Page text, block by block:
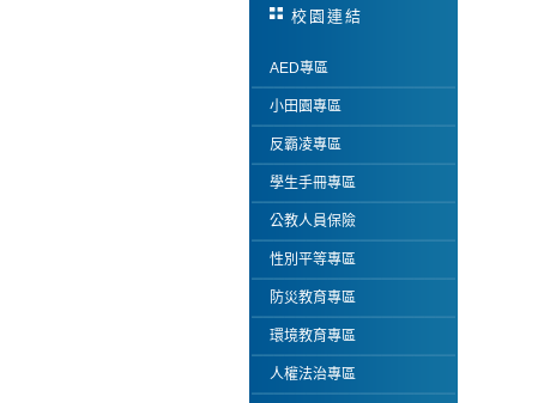
校園連結
AED專區
小田園專區
反霸凌專區
學生手冊專區
公教人員保險
性別平等專區
防災教育專區
環境教育專區
人權法治專區